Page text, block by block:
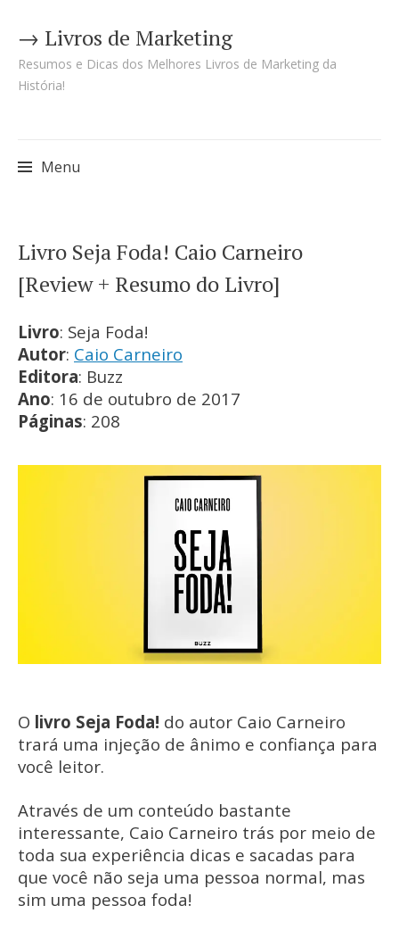
→ Livros de Marketing
Resumos e Dicas dos Melhores Livros de Marketing da
História!
Menu
para
o
Livro Seja Foda! Caio Carneiro
[Review + Resumo do Livro]
Livro: Seja Foda!
Autor: Caio Carneiro
Editora: Buzz
Ano: 16 de outubro de 2017
Páginas: 208
O livro Seja Foda! do autor Caio Carneiro
trará uma injeção de ânimo e confiança para
você leitor.
Através de um conteúdo bastante
interessante, Caio Carneiro trás por meio de
toda sua experiência dicas e sacadas para
que você não seja uma pessoa normal, mas
sim uma pessoa foda!